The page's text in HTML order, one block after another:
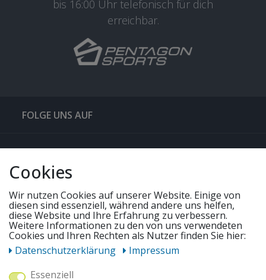
bis 16:00 Uhr telefonisch für dich
erreichbar.
FOLGE UNS AUF
QUICKLINKS & TIPPS
UNSERE ANGEBOTE
Cookies
Wir nutzen Cookies auf unserer Website. Einige von
diesen sind essenziell, während andere uns helfen,
diese Website und Ihre Erfahrung zu verbessern.
Weitere Informationen zu den von uns verwendeten
Cookies und Ihren Rechten als Nutzer finden Sie hier:
Daten­schutz­erklärung
Impressum
Essenziell